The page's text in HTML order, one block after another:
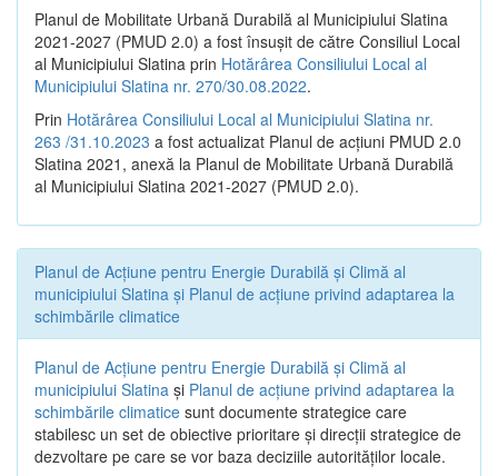
Planul de Mobilitate Urbană Durabilă al Municipiului Slatina
2021-2027 (PMUD 2.0) a fost însușit de către Consiliul Local
al Municipiului Slatina prin Hotărârea Consiliului Local al
Municipiului Slatina nr. 270/30.08.2022.
Prin Hotărârea Consiliului Local al Municipiului Slatina nr.
263 /31.10.2023 a fost actualizat Planul de acțiuni PMUD 2.0
Slatina 2021, anexă la Planul de Mobilitate Urbană Durabilă
al Municipiului Slatina 2021-2027 (PMUD 2.0).
Planul de Acţiune pentru Energie Durabilă şi Climă al
municipiului Slatina şi Planul de acţiune privind adaptarea la
schimbările climatice
Planul de Acţiune pentru Energie Durabilă şi Climă al
municipiului Slatina şi Planul de acţiune privind adaptarea la
schimbările climatice sunt documente strategice care
stabilesc un set de obiective prioritare şi direcţii strategice de
dezvoltare pe care se vor baza deciziile autorităţilor locale.